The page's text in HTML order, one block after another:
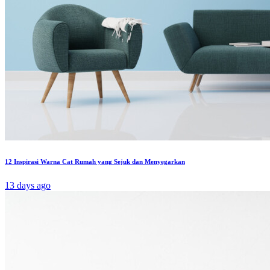
12 Inspirasi Warna Cat Rumah yang Sejuk dan Menyegarkan
13 days ago